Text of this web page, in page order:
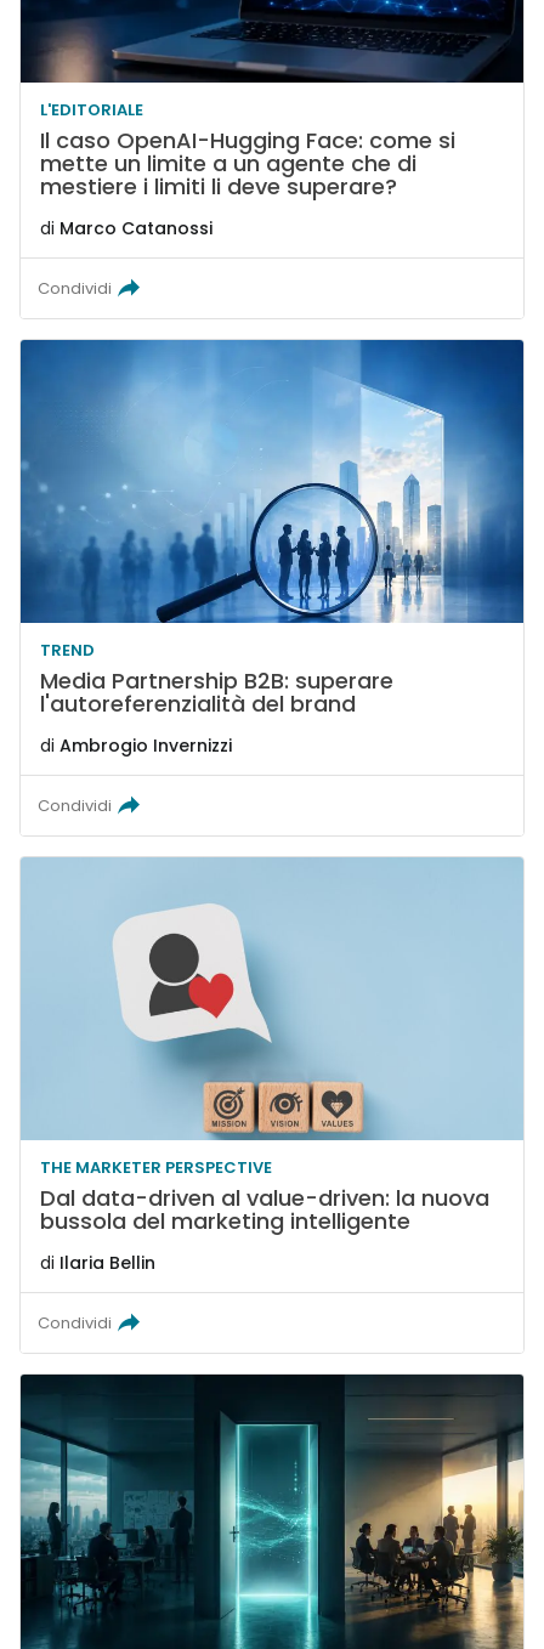
L'EDITORIALE
Il caso OpenAI-Hugging Face: come si
mette un limite a un agente che di
mestiere i limiti li deve superare?
di Marco Catanossi
Condividi
TREND
Media Partnership B2B: superare
l'autoreferenzialità del brand
di Ambrogio Invernizzi
Condividi
THE MARKETER PERSPECTIVE
Dal data-driven al value-driven: la nuova
bussola del marketing intelligente
di Ilaria Bellin
Condividi